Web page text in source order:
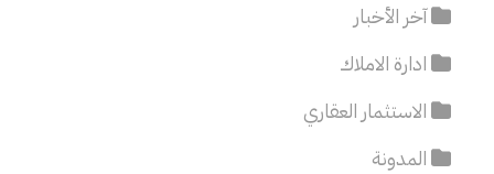
آخر الأخبار
ادارة الاملاك
الاستثمار العقاري
المدونة